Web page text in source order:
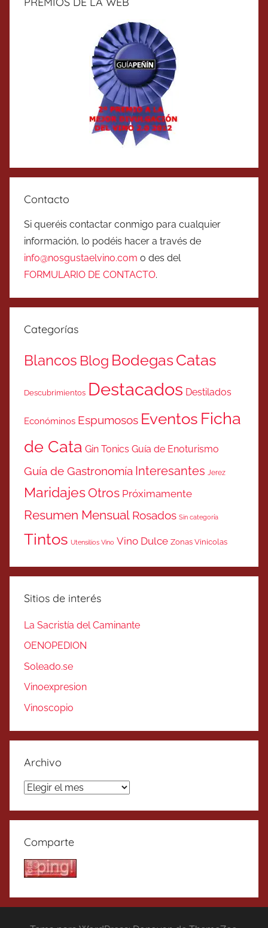
Contacto
Si queréis contactar conmigo para cualquier
información, lo podéis hacer a través de
info@nosgustaelvino.com o des del
FORMULARIO DE CONTACTO.
Categorías
Blancos Blog BodegasCatas
Descubrimientos Destacados Destilados
Económinos Espumosos Eventos Ficha
de Cata Gin Tonics Guía de Enoturismo
Guía de Gastronomía Interesantes Jerez
MaridajesOtros Próximamente
Resumen Mensual Rosados Sin categoría
Tintos Utensilios Vino Vino Dulce Zonas Vinicolas
Sitios de interés
La Sacristía del Caminante
OENOPEDION
Soleado.se
Vinoexpresion
Vinoscopio
Archivo
Archivo
Comparte